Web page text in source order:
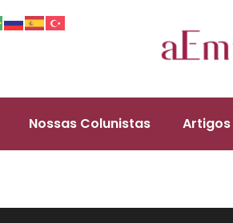
Nossas Colunistas Artigos